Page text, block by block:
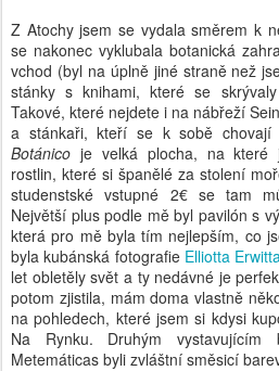
Z Atochy jsem se vydala směrem k
se nakonec vyklubala botanická
vchod (byl na úplně jiné straně než
stánky s knihami, které se
Takové, které nejdete i na nábřeží
a stánkaři, kteří se k sobě
Botánico je velká plocha, na které
rostlin, které si španělé za stolení
studenstské vstupné 2€ se tam
Největší plus podle mě byl pavilón s
která pro mě byla tím nejlepším, co
byla kubánská fotografie Elliotta
let obletěly svět a ty nedávné je
potom zjistila, mám doma vlastně
na pohledech, které jsem si kdysi
Na Rynku. Druhým
Metemáticas byli zvláštní směsicí